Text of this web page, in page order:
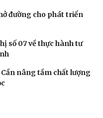
làm suy yếu Mỹ và Tổng
Đức xâm lược Anh vào
bom Iran dù ông